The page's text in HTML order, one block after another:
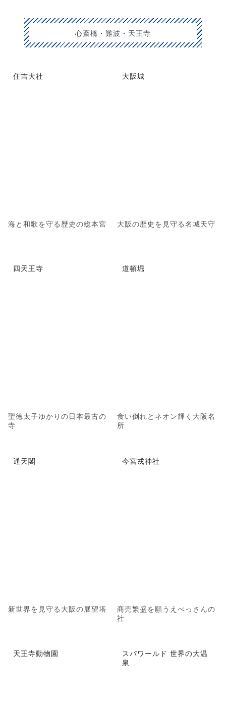
心斎橋・難波・天王寺
住吉大社
海と和歌を守る歴史の総本宮
大阪城
大阪の歴史を見守る名城天守
四天王寺
聖徳太子ゆかりの日本最古の
寺
道頓堀
食い倒れとネオン輝く大阪名
所
通天閣
新世界を見守る大阪の展望塔
今宮戎神社
商売繁盛を願うえべっさんの
社
天王寺動物園
スパワールド 世界の大温
泉